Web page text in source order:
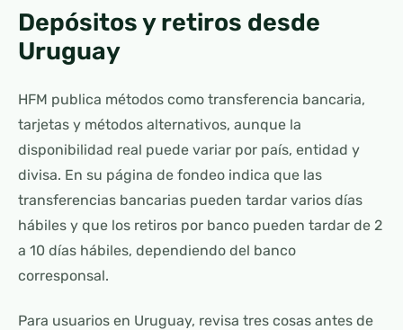
Depósitos y retiros desde
Uruguay
HFM publica métodos como transferencia bancaria,
tarjetas y métodos alternativos, aunque la
disponibilidad real puede variar por país, entidad y
divisa. En su página de fondeo indica que las
transferencias bancarias pueden tardar varios días
hábiles y que los retiros por banco pueden tardar de 2
a 10 días hábiles, dependiendo del banco
corresponsal.
Para usuarios en Uruguay, revisa tres cosas antes de